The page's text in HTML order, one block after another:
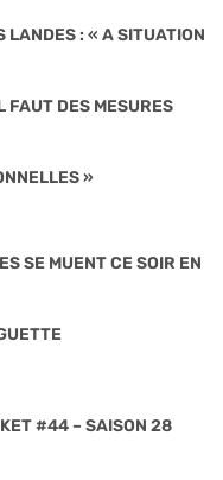
LANDES : « A SITUATION
FAUT DES MESURES
»
SE MUENT CE SOIR EN
#44 – SAISON 28